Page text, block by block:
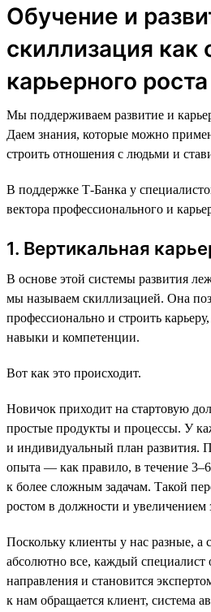
Обучение и
скиллизация как
карьерного роста
Мы поддерживаем развитие и
Даем знания, которые можно
строить отношения с людьми и
В поддержке Т-Банка у
вектора профессионального и
1. Вертикальная
В основе этой системы развития
мы называем скиллизацией. Она
профессионально и строить
навыки и компетенции.
Вот как это происходит.
Новичок приходит на стартовую
простые продукты и процессы. У
и индивидуальный план развития.
опыта — как правило, в течение
к более сложным задачам. Такой
ростом в должности и увеличением
Поскольку клиенты у нас разные, а
абсолютно все, каждый специалист
направления и становится
к нам обращается клиент, система